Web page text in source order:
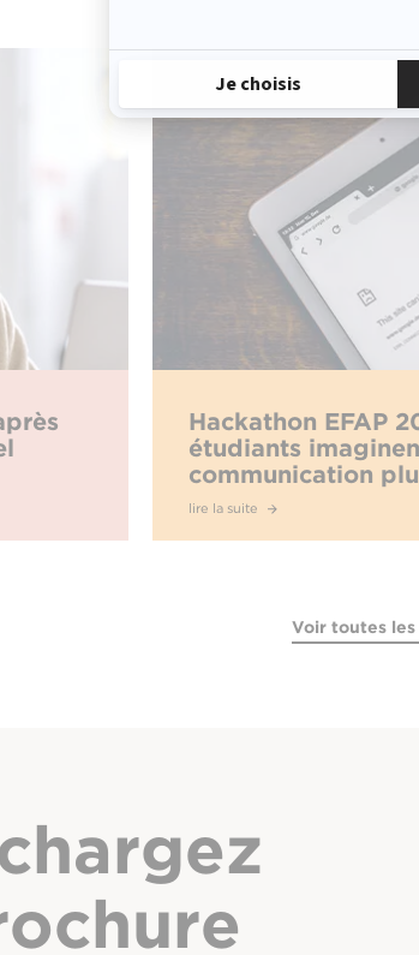
Hackathon EFAP
étudiants
communication
face à
lire la suite
Voir toutes